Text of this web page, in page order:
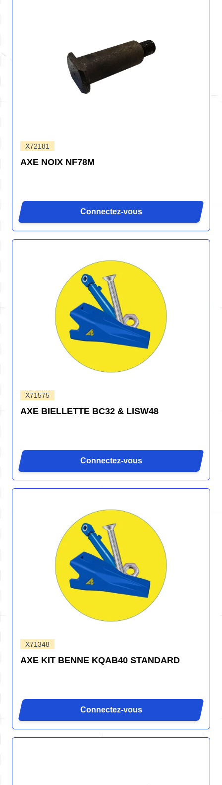
X72181
AXE NOIX NF78M
Connectez-vous
X71575
AXE BIELLETTE BC32 & LISW48
Connectez-vous
X71348
AXE KIT BENNE KQAB40 STANDARD
Connectez-vous